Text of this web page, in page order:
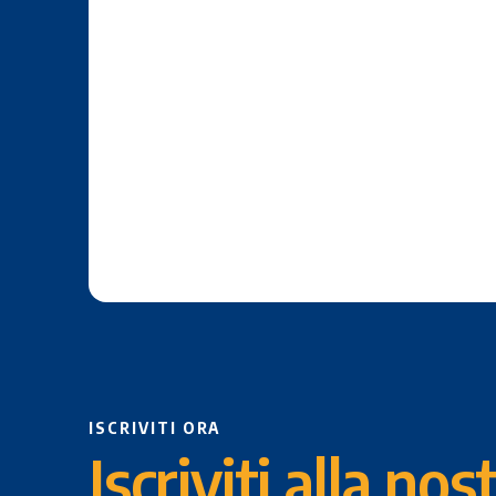
ISCRIVITI ORA
Iscriviti alla